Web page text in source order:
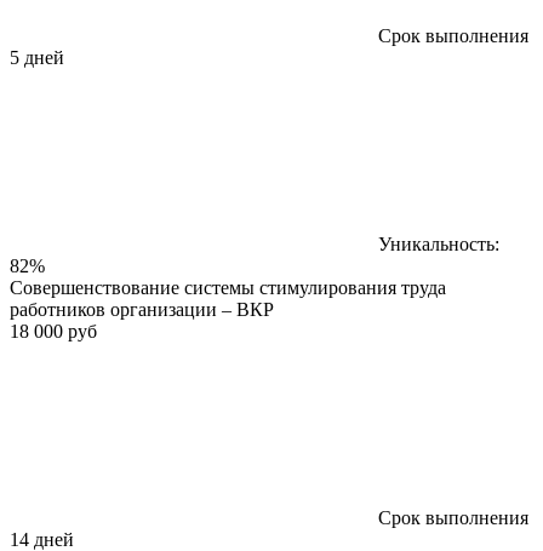
Срок выполнения
5 дней
Уникальность:
82%
Совершенствование системы стимулирования труда
работников организации – ВКР
18 000 руб
Срок выполнения
14 дней